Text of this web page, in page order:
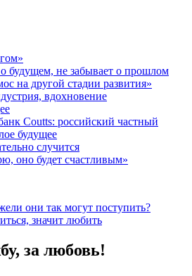
о будущем, не забывает о прошлом
на другой стадии развития»
вдохновение
Coutts: российский частный
будущее
случится
оно будет счастливым»
они так могут поступить?
значит любить
за любовь!